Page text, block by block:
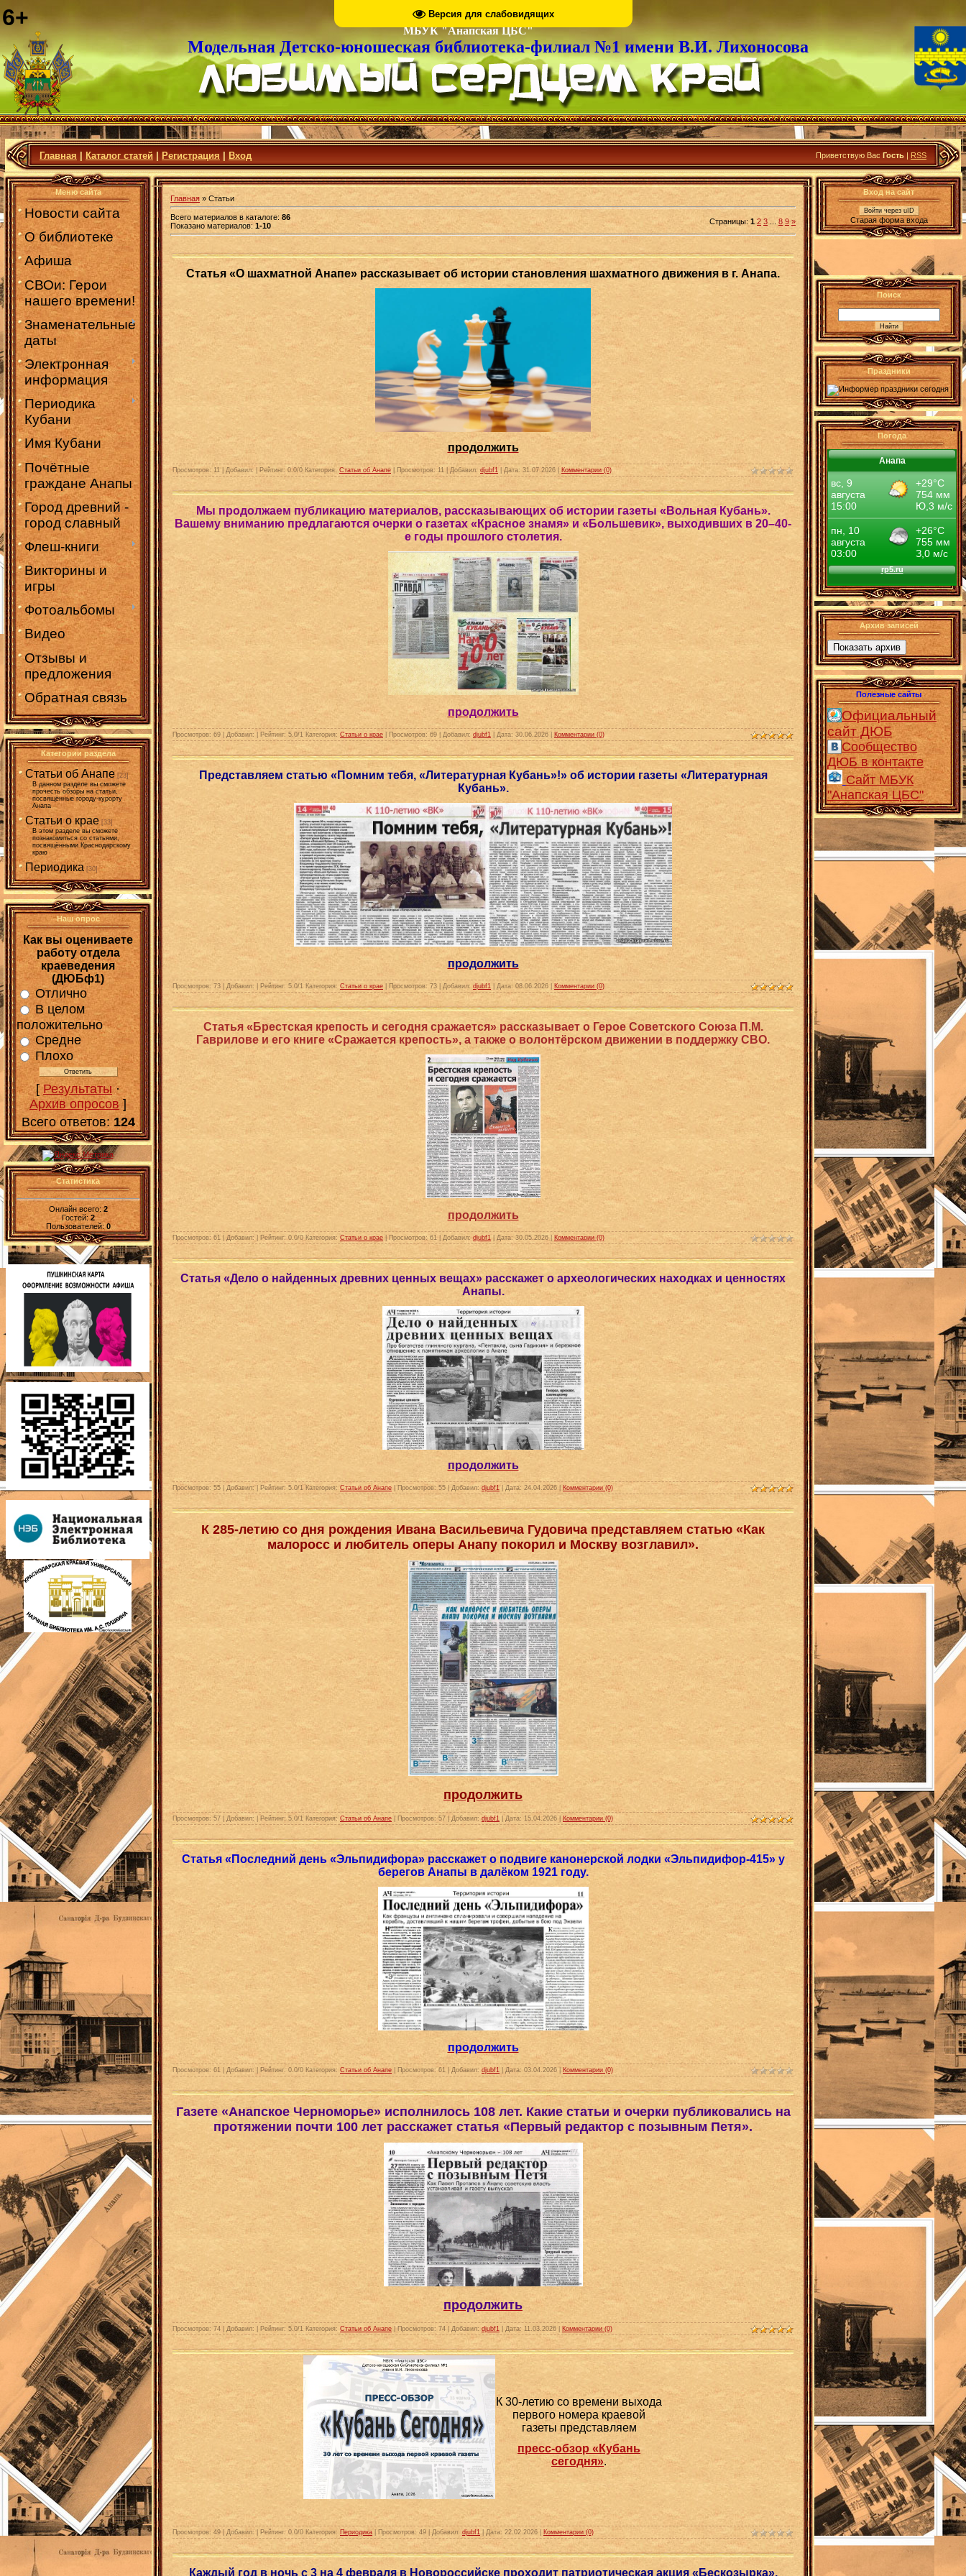
Версия для слабовидящих
6+
МБУК "Анапская ЦБС"
Модельная Детско-юношеская библиотека-филиал №1 имени В.И. Лихоносова
Главная Каталог статей Регистрация Вход Приветствую Вас Гость | RSS
Меню сайта
Новости сайта
О библиотеке
Афиша
СВОи: Герои
нашего времени!
Знаменательные
даты
Электронная
информация
Периодика
Кубани
Имя Кубани
Почётные
граждане Анапы
Город древний -
город славный
Флеш-книги
Викторины и
игры
Фотоальбомы
Видео
Отзывы и
предложения
Обратная связь
Категории раздела
Статьи об Анапе [23]
В данном разделе вы сможете
прочесть обзоры на статьи,
посвящённые городу-курорту
Анапа
Статьи о крае [33]
В этом разделе вы сможете
познакомиться со статьями,
посвящёнными Краснодарскому
краю
Периодика [30]
Наш опрос
Как вы оцениваете
работу отдела
краеведения
(ДЮБф1)
Отлично
В целом
положительно
Средне
Плохо
[Результаты·
Архив опросов]
Всего ответов: 124
Статистика
Онлайн всего:2
Гостей:2
Пользователей: 0
Главная » Статьи
Всего материалов в каталоге: 86
Показано материалов: 1-10 Страницы: 1 2 3 ... 8 9 »
Статья «О шахматной Анапе» рассказывает об истории становления шахматного движения в г. Анапа.
продолжить
Просмотров: 11 | Добавил: | Рейтинг: 0.0/0 Категория: Статьи об Анапе Просмотров: 11 Добавил: djubf1 Дата: 31.07.2026 Комментарии (0)
Мы продолжаем публикацию материалов, рассказывающих об истории газеты «Вольная Кубань».
Вашему вниманию предлагаются очерки о газетах «Красное знамя» и «Большевик», выходивших в 20–40-
е годы прошлого столетия.
продолжить
Просмотров: 69 | Добавил: | Рейтинг: 5.0/1 Категория: Статьи о крае Просмотров: 69 Добавил: djubf1 Дата: 30.06.2026 Комментарии (0)
Представляем статью «Помним тебя, «Литературная Кубань»!» об истории газеты «Литературная
Кубань».
продолжить
Просмотров: 73 | Добавил: | Рейтинг: 5.0/1 Категория: Статьи о крае Просмотров: 73 Добавил: djubf1 Дата: 08.06.2026 Комментарии (0)
Статья «Брестская крепость и сегодня сражается» рассказывает о Герое Советского Союза П.М.
Гаврилове и его книге «Сражается крепость», а также о волонтёрском движении в поддержку СВО.
продолжить
Просмотров: 61 | Добавил: | Рейтинг: 0.0/0 Категория: Статьи о крае Просмотров: 61 Добавил: djubf1 | Дата: 30.05.2026 Комментарии (0)
Статья «Дело о найденных древних ценных вещах» расскажет о археологических находках и ценностях
Анапы.
продолжить
Просмотров: 55 | Добавил: | Рейтинг: 5.0/1 Категория: Статьи об Анапе Просмотров: 55 Добавил: djubf1 Дата: 24.04.2026 Комментарии (0)
К 285-летию со дня рождения Ивана Васильевича Гудовича представляем статью «Как
малоросс и любитель оперы Анапу покорил и Москву возглавил».
продолжить
Просмотров: 57 | Добавил: | Рейтинг: 5.0/1 Категория: Статьи об Анапе Просмотров: 57 Добавил: djubf1 Дата: 15.04.2026 Комментарии (0)
Статья «Последний день «Эльпидифора» расскажет о подвиге канонерской лодки «Эльпидифор-415» у
берегов Анапы в далёком 1921 году.
продолжить
Просмотров: 61 | Добавил: | Рейтинг: 0.0/0 Категория: Статьи об Анапе Просмотров: 61 Добавил: djubf1 Дата: 03.04.2026 Комментарии (0)
Газете «Анапское Черноморье» исполнилось 108 лет. Какие статьи и очерки публиковались на
протяжении почти 100 лет расскажет статья «Первый редактор с позывным Петя».
продолжить
Просмотров: 74 | Добавил: | Рейтинг: 5.0/1 Категория: Статьи об Анапе | Просмотров: 74 Добавил: djubf1 Дата: 11.03.2026 Комментарии (0)
К 30-летию со времени выхода
первого номера краевой
газеты представляем
пресс-обзор «Кубань
сегодня».
Просмотров: 49 | Добавил: | Рейтинг: 0.0/0 Категория: Периодика |Просмотров: 49 Добавил: djubf1 | Дата: 22.02.2026 Комментарии (0)
Каждый год в ночь с 3 на 4 февраля в Новороссийске проходит патриотическая акция «Бескозырка».
Вход на сайт
Войти через uID
Старая форма входа
Поиск
Праздники
Погода
Анапа
Архив записей
Показать архив
Полезные сайты
Официальный
сайт ДЮБ
Сообщество
ДЮБ в контакте
Сайт МБУК
"Анапская ЦБС"